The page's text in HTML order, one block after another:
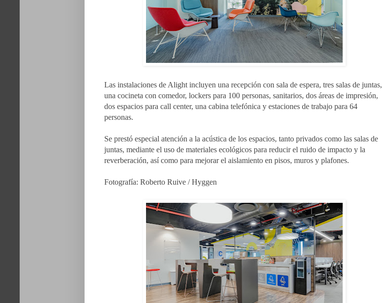
Las instalaciones de Alight incluyen una recepción con sala de espera, tres salas de juntas,
una cocineta con comedor, lockers para 100 personas, sanitarios, dos áreas de impresión,
dos espacios para call center, una cabina telefónica y estaciones de trabajo para 64
personas.
Se prestó especial atención a la acústica de los espacios, tanto privados como las salas de
juntas, mediante el uso de materiales ecológicos para reducir el ruido de impacto y la
reverberación, así como para mejorar el aislamiento en pisos, muros y plafones.
Fotografía: Roberto Ruive / Hyggen